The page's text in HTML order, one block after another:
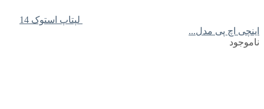
لپتاپ استوک 14
اینچی اچ پی مدل...
ناموجود